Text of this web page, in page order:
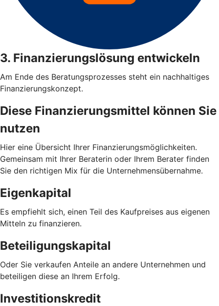
3. Finanzierungslösung entwickeln
Am Ende des Beratungsprozesses steht ein nachhaltiges
Finanzierungskonzept.
Diese Finanzierungsmittel können Sie
nutzen
Hier eine Übersicht Ihrer Finanzierungsmöglichkeiten.
Gemeinsam mit Ihrer Beraterin oder Ihrem Berater finden
Sie den richtigen Mix für die Unternehmensübernahme.
Eigenkapital
Es empfiehlt sich, einen Teil des Kaufpreises aus eigenen
Mitteln zu finanzieren.
Beteiligungskapital
Oder Sie verkaufen Anteile an andere Unternehmen und
beteiligen diese an Ihrem Erfolg.
Investitionskredit